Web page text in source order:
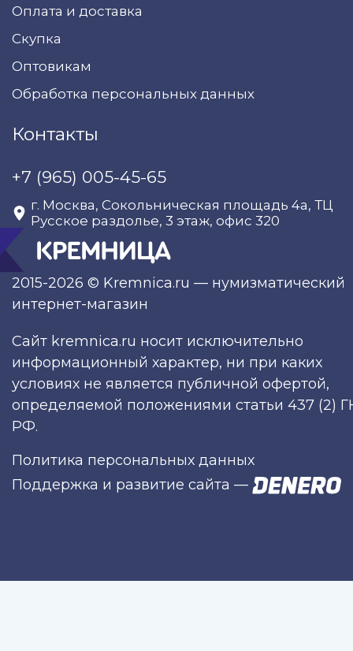
2015-2026 © Kremnica.ru — нумизматический
интернет-магазин
Оплата и доставка
Скупка
Оптовикам
Обработка персональных данных
Контакты
+7 (965) 005-45-65
г. Москва, Сокольническая площадь 4а, ТЦ
Русское раздолье, 3 этаж, офис 320
Сайт kremnica.ru носит исключительно
информационный характер, ни при каких
условиях не является публичной офертой,
определяемой положениями статьи 437 (2)
РФ.
Политика персональных данных
Поддержка и развитие сайта —